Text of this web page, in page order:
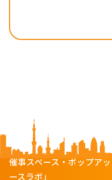
催事スペース・ポップア
ースラボ」